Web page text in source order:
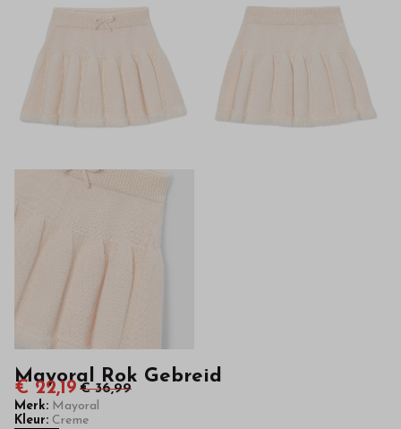
kinderkleding
van
hoge
kwaliteit
in
onze
webshop
Mayoral Rok Gebreid
€ 22,19 € 36,99
Merk: Mayoral
Kleur: Creme